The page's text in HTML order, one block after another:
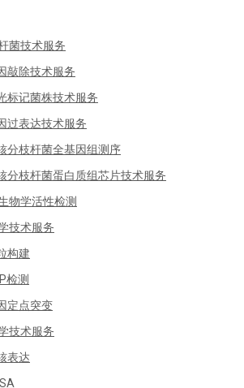
菌技术服务
敲除技术服务
标记菌株技术服务
过表达技术服务
分枝杆菌全基因组测序
分枝杆菌蛋白质组芯片技术服务
物学活性检测
技术服务
构建
检测
定点突变
技术服务
表达